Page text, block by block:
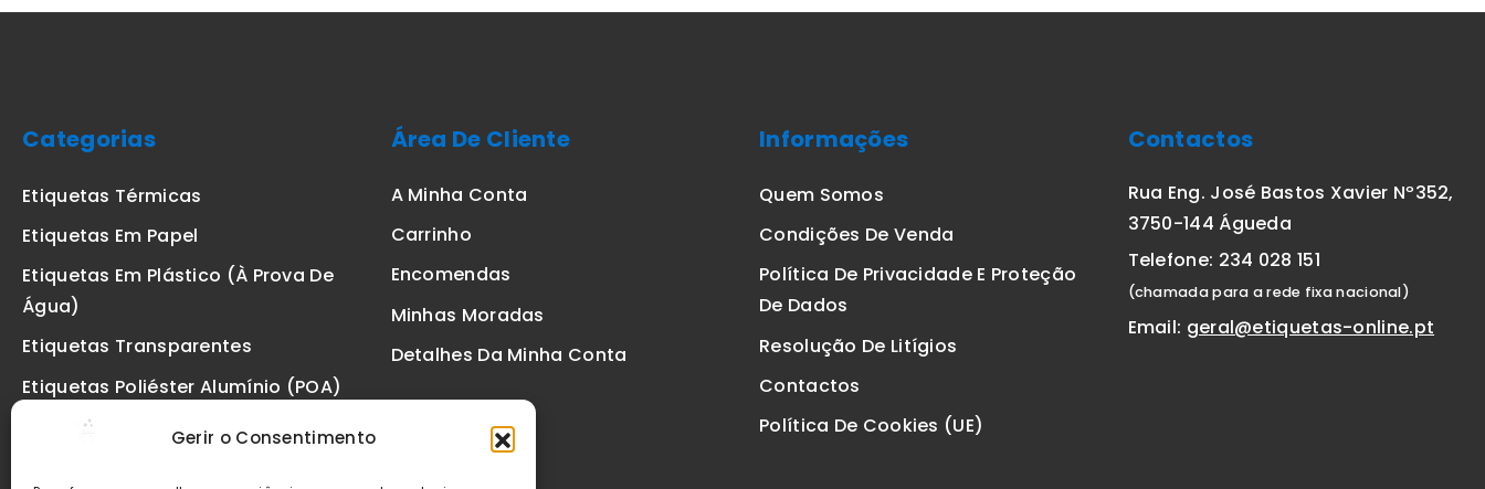
Gerir o Consentimento
Categorias
Etiquetas Térmicas
Etiquetas Em Papel
Etiquetas Em Plástico (à Prova De
Água)
Etiquetas Transparentes
Etiquetas Poliéster Alumínio (POA)
Etiquetas De Segurança VOID
Área De Cliente
A Minha Conta
Carrinho
Encomendas
Minhas Moradas
Detalhes Da Minha Conta
Informações
Quem Somos
Condições De Venda
Política De Privacidade E Proteção
De Dados
Resolução De Litígios
Contactos
Política De Cookies (UE)
Contactos
Rua Eng. José Bastos Xavier Nº352,
3750-144 Águeda
Telefone: 234 028 151
(chamada para a rede fixa nacional)
Email: geral@etiquetas-online.pt